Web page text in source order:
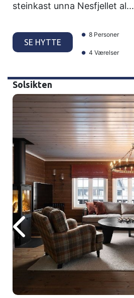
steinkast unna Nesfjellet al...
SE HYTTE
8 Personer
4 Værelser
Solsikten